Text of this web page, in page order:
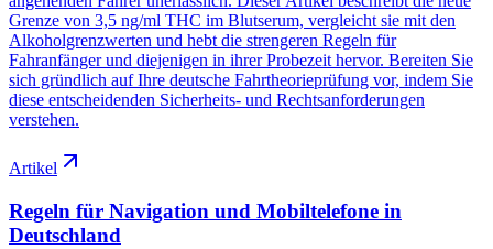
Grenze von 3,5 ng/ml THC im Blutserum, vergleicht sie mit den
Alkoholgrenzwerten und hebt die strengeren Regeln für
Fahranfänger und diejenigen in ihrer Probezeit hervor. Bereiten Sie
sich gründlich auf Ihre deutsche Fahrtheorieprüfung vor, indem Sie
diese entscheidenden Sicherheits- und Rechtsanforderungen
verstehen.
Artikel
Regeln für Navigation und Mobiltelefone in
Deutschland